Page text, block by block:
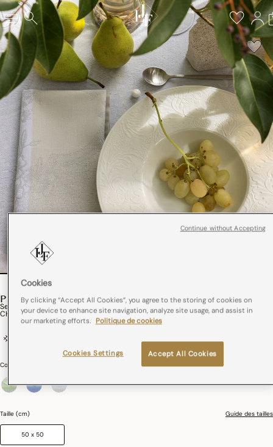
PROMENADE IMPÉRIALE
Serviette De Table Promenade Impériale Coton
CHF 20,00
Couleurs :
Taille (cm) Guide des tailles
50 x 50
Cookies
By clicking “Accept All Cookies”, you agree to the storing of cookies on
your device to enhance site navigation, analyze site usage, and assist in
our marketing efforts. Politique de cookies
Accept All Cookies
Cookies Settings
Continue without Accepting